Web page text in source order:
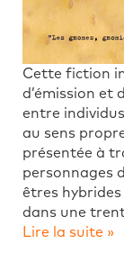
Cette fiction
d’émission et
entre
au sens
présentée à
personnages
êtres
dans une
Lire la suite »